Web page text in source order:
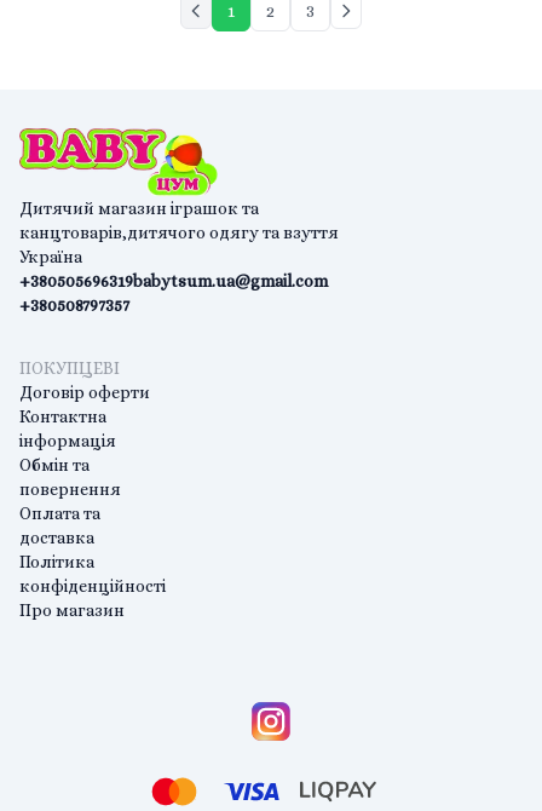
1 2 3
Дитячий магазин іграшок та
канцтоварів,дитячого одягу та взуття
Україна
+380505696319
+380508797357
babytsum.ua@gmail.com
ПОКУПЦЕВІ
Договір оферти
Контактна
інформація
Обмін та
повернення
Оплата та
доставка
Політика
конфіденційності
Про магазин